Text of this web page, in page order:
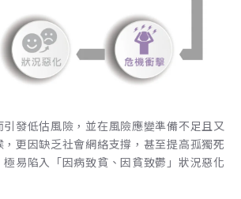
發低估風險，並在風險應變準備不足且又
更因缺乏社會網絡支撐，甚至提高孤獨死
易陷入「因病致貧、因貧致鬱」狀況惡化